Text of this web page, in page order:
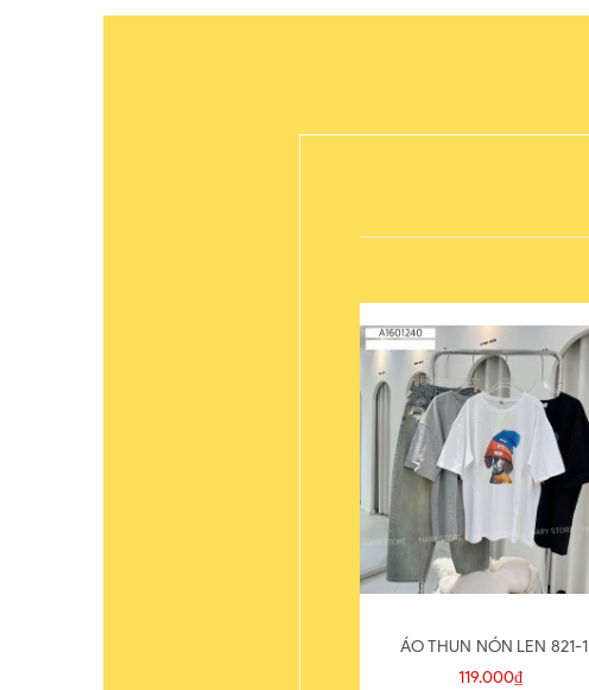
ÁO THUN NÓN LEN 821-1
119.000₫